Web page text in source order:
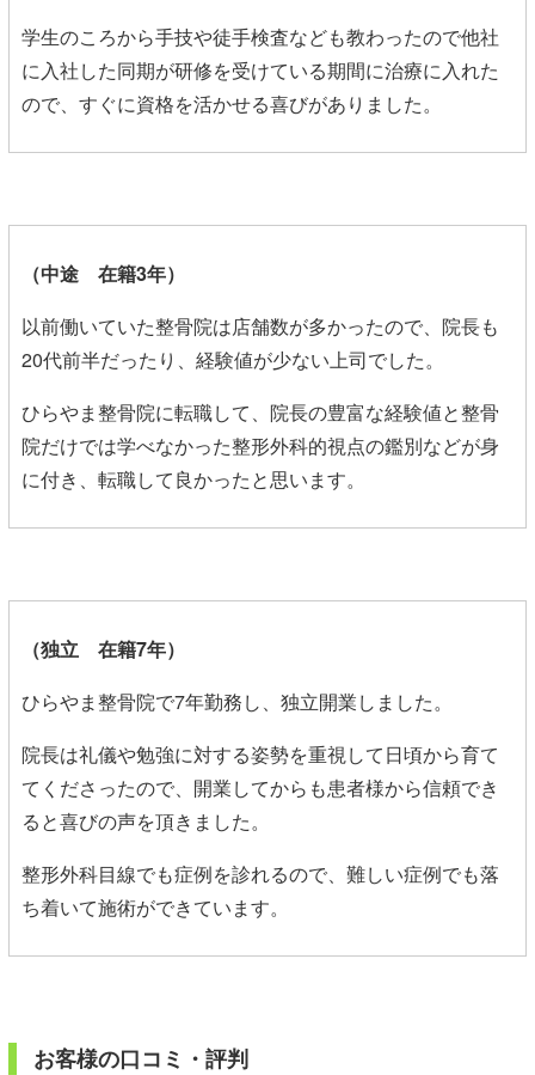
学生のころから手技や徒手検査なども教わったので他社
に入社した同期が研修を受けている期間に治療に入れた
ので、すぐに資格を活かせる喜びがありました。
（中途 在籍3年）
以前働いていた整骨院は店舗数が多かったので、院長も
20代前半だったり、経験値が少ない上司でした。
ひらやま整骨院に転職して、院長の豊富な経験値と整骨
院だけでは学べなかった整形外科的視点の鑑別などが身
に付き、転職して良かったと思います。
（独立 在籍7年）
ひらやま整骨院で7年勤務し、独立開業しました。
院長は礼儀や勉強に対する姿勢を重視して日頃から育て
てくださったので、開業してからも患者様から信頼でき
ると喜びの声を頂きました。
整形外科目線でも症例を診れるので、難しい症例でも落
ち着いて施術ができています。
お客様の口コミ・評判